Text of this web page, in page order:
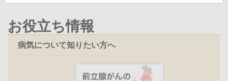
お役立ち情報
病気について知りたい方へ